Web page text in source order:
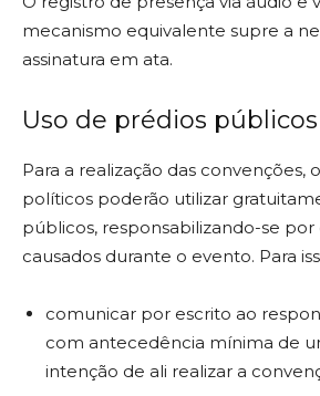
mecanismo equivalente supre a
assinatura em ata.
Uso de prédios públicos
Para a realização das convenções,
políticos poderão utilizar
públicos, responsabilizando-se por
causados durante o evento. Para
comunicar por escrito ao
com antecedência mínima de
intenção de ali realizar a